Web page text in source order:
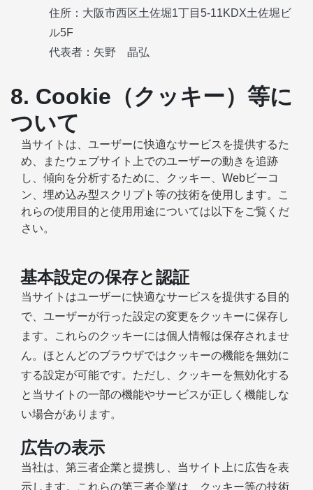
住所：大阪市西区土佐堀1丁目5-11KDX土佐堀ビ
ル5F
代表者：矢野 晶弘
8. Cookie（クッキー）等に
ついて
当サイトは、ユーザーに快適なサービスを提供するた
め、またウェブサイト上でのユーザーの動きを追跡
し、傾向を分析するために、クッキー、Webビーコ
ン、埋め込み型スクリプト等の技術を使用します。こ
れらの使用目的と使用用途については以下をご覧くだ
さい。
基本設定の保存と認証
当サイトはユーザーに快適なサービスを提供する目的
で、ユーザーが行った設定の変更をクッキーに保存し
ます。これらのクッキーには個人情報は保存されませ
ん。ほとんどのブラウザではクッキーの機能を無効に
する設定が可能です。ただし、クッキーを無効化する
と当サイトの一部の機能やサービスが正しく機能しな
い場合があります。
広告の表示
当社は、第三者企業と提携し、当サイト上に広告を表
示します。これらの第三者企業は、クッキー等の技術